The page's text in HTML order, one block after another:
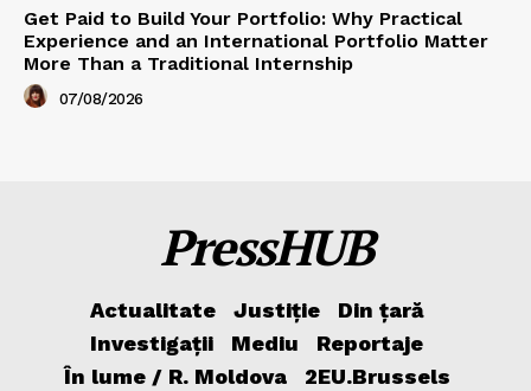
Get Paid to Build Your Portfolio: Why Practical
Experience and an International Portfolio Matter
More Than a Traditional Internship
07/08/2026
PressHUB
Actualitate Justiție
Din țară
Investigații
Mediu
Reportaje
În lume / R. Moldova
2EU.Brussels